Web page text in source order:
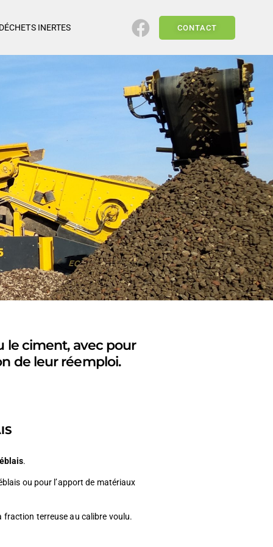
INERTES CONTACT
le ciment, avec pour
de leur réemploi.
.
ou pour l’apport de matériaux
fraction terreuse au calibre voulu.